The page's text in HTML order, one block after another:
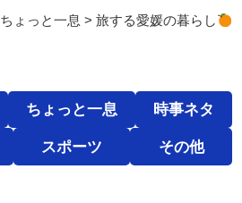
ちょっと一息 >旅する愛媛の暮らし
ちょっと一息 時事ネタ
スポーツ その他